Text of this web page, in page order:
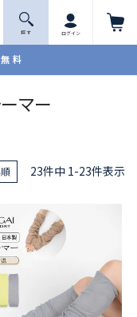
料
探 す ログイン
マー
23件中 1-23件表示